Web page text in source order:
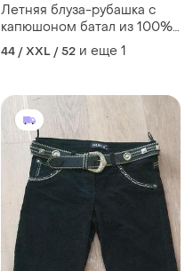
Летняя блуза-рубашка с
капюшоном батал из 100%
вискозы
44 / XXL / 52 и еще 1